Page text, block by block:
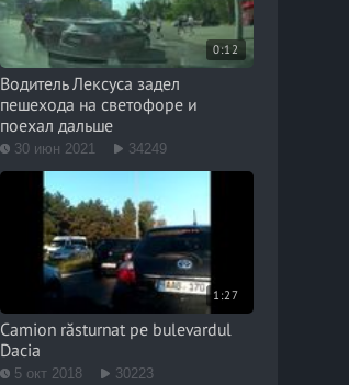
0:12
Водитель Лексуса задел
пешехода на светофоре и
поехал дальше
30 июн 2021 34249
1:27
Camion răsturnat pe bulevardul
Dacia
5 окт 2018 30223